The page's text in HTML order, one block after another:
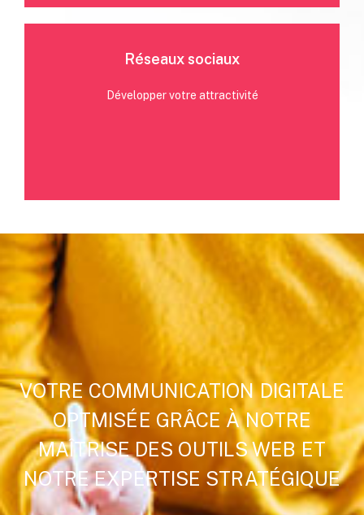
Rédaction d'articles, interviews, livres blancs,
Réseaux sociaux
Développer votre attractivité
Community management, modération, social Ads sur
Instagram, Facebook, Linkedin etc..
Plus d'infos
VOTRE COMMUNICATION DIGITALE
OPTMISÉE GRÂCE À NOTRE
MAÎTRISE DES OUTILS WEB ET
NOTRE EXPERTISE STRATÉGIQUE